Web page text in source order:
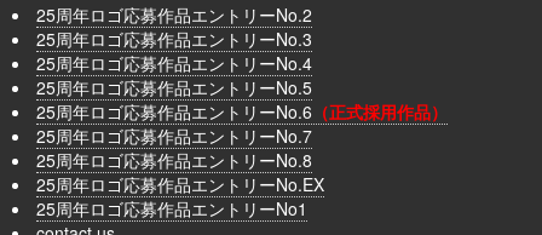
25周年ロゴ応募作品エントリーNo.2
25周年ロゴ応募作品エントリーNo.3
25周年ロゴ応募作品エントリーNo.4
25周年ロゴ応募作品エントリーNo.5
25周年ロゴ応募作品エントリーNo.6 （正式採用作品）
25周年ロゴ応募作品エントリーNo.7
25周年ロゴ応募作品エントリーNo.8
25周年ロゴ応募作品エントリーNo.EX
25周年ロゴ応募作品エントリーNo1